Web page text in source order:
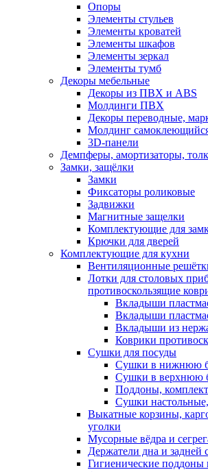
Опоры
Элементы стульев
Элементы кроватей
Элементы шкафов
Элементы зеркал
Элементы тумб
Декоры мебельные
Декоры из ПВХ и ABS
Молдинги ПВХ
Декоры переводные,
Молдинг
3D-панели
Демпферы, амортизаторы,
Замки, защёлки
Замки
Фиксаторы роликовые
Задвижки
Магнитные защелки
Комплектующие для
Крючки для дверей
Комплектующие для кухни
Вентиляционные
Лотки для столовых
противоскользящие
Вкладыши
Вкладыши
Вкладыши из
Коврики
Сушки для посуды
Сушки в нижнюю
Сушки в верхнюю
Поддоны,
Сушки
Выкатные корзины,
уголки
Мусорные вёдра и
Держатели дна и задней
Гигиенические поддоны